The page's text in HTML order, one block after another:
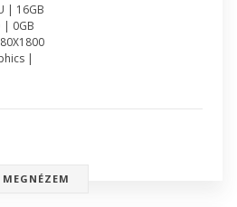
| 16GB
| 0GB
|
MEGNÉZEM